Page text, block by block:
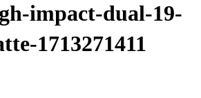
impact-dual-19-
1713271411